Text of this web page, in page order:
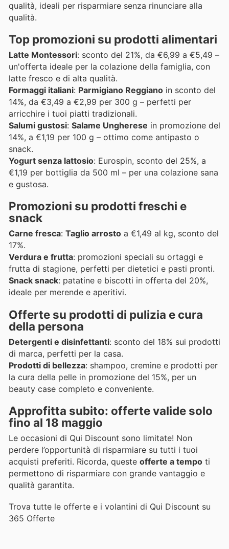
qualità, ideali per risparmiare senza rinunciare alla
qualità.
Top promozioni su prodotti alimentari
Latte Montessori: sconto del 21%, da €6,99 a €5,49 –
un'offerta ideale per la colazione della famiglia, con
latte fresco e di alta qualità.
Formaggi italiani: Parmigiano Reggiano in sconto del
14%, da €3,49 a €2,99 per 300 g – perfetti per
arricchire i tuoi piatti tradizionali.
Salumi gustosi: Salame Ungherese in promozione del
14%, a €1,19 per 100 g – ottimo come antipasto o
snack.
Yogurt senza lattosio: Eurospin, sconto del 25%, a
€1,19 per bottiglia da 500 ml – per una colazione sana
e gustosa.
Promozioni su prodotti freschi e
snack
Carne fresca: Taglio arrosto a €1,49 al kg, sconto del
17%.
Verdura e frutta: promozioni speciali su ortaggi e
frutta di stagione, perfetti per dietetici e pasti pronti.
Snack snack: patatine e biscotti in offerta del 20%,
ideale per merende e aperitivi.
Offerte su prodotti di pulizia e cura
della persona
Detergenti e disinfettanti: sconto del 18% sui prodotti
di marca, perfetti per la casa.
Prodotti di bellezza: shampoo, cremine e prodotti per
la cura della pelle in promozione del 15%, per un
beauty case completo e conveniente.
Approfitta subito: offerte valide solo
fino al 18 maggio
Le occasioni di Qui Discount sono limitate! Non
perdere l’opportunità di risparmiare su tutti i tuoi
acquisti preferiti. Ricorda, queste offerte a tempo ti
permettono di risparmiare con grande vantaggio e
qualità garantita.
Trova tutte le offerte e i volantini di Qui Discount su
365 Offerte